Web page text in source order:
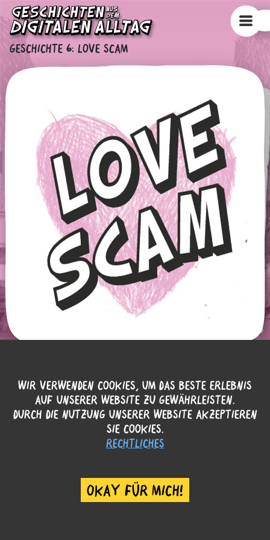
GESCHICHTE 6: LOVE SCAM
ERFAHRE MEHR, LIES UNSERE TIPPS UND INFOS
TIPPS
KURZ GESAGT
ODER GEH DIREKT ZUR NÄCHSTEN GESCHICHTE
WIR VERWENDEN COOKIES, UM DAS BESTE ERLEBNIS
AUF UNSERER WEBSITE ZU GEWÄHRLEISTEN.
DURCH DIE NUTZUNG UNSERER WEBSITE AKZEPTIEREN
SIE COOKIES.
RECHTLICHES
OKAY FÜR MICH!